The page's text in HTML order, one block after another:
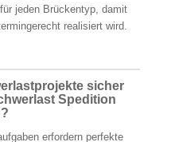
jeden Brückentyp, damit
realisiert wird.
sicher
Spedition
erfordern perfekte